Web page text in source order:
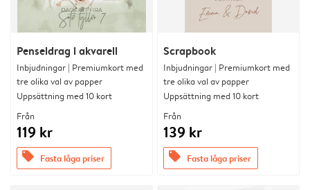
Penseldrag i akvarell
Inbjudningar | Premiumkort med
tre olika val av papper
Uppsättning med 10 kort
Från
119 kr
offers Fasta låga priser
Scrapbook
Inbjudningar | Premiumkort med
tre olika val av papper
Uppsättning med 10 kort
Från
139 kr
offers Fasta låga priser